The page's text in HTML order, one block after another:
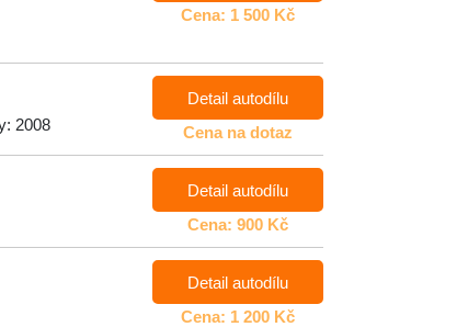
Cena: 1 500 Kč
2008
Detail autodílu
Cena na dotaz
Detail autodílu
Cena: 900 Kč
Detail autodílu
Cena: 1 200 Kč